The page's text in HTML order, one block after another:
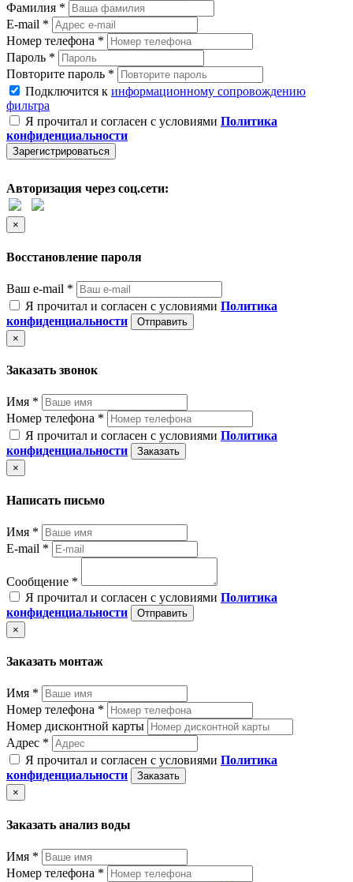
Фамилия *
E-mail *
Номер телефона *
Пароль *
Повторите пароль *
Подключится к информационному сопровождению
фильтра
Я прочитал и согласен с условиями Политика
конфиденциальности
Зарегистрироваться
Авторизация через соц.сети:
×
Восстановление пароля
Ваш e-mail *
Я прочитал и согласен с условиями Политика
конфиденциальности
Отправить
×
Заказать звонок
Имя *
Номер телефона *
Я прочитал и согласен с условиями Политика
конфиденциальности
Заказать
×
Написать письмо
Имя *
E-mail *
Сообщение *
Я прочитал и согласен с условиями Политика
конфиденциальности
Отправить
×
Заказать монтаж
Имя *
Номер телефона *
Номер дисконтной карты
Адрес *
Я прочитал и согласен с условиями Политика
конфиденциальности
Заказать
×
Заказать анализ воды
Имя *
Номер телефона *